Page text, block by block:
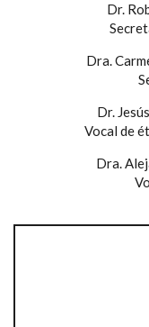
Dr.
Dra.
Dr.
Vocal de
Dra.